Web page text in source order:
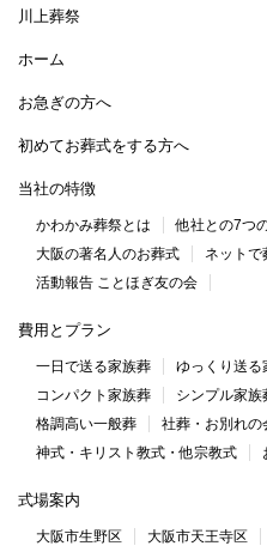
川上葬祭
ホーム
お急ぎの方へ
初めてお葬式をする方へ
当社の特徴
かわかみ葬祭とは 他社との7つ
大阪の著名人のお葬式
ネットで
活動報告 ことほぎ友の会
費用とプラン
一日で送る家族葬 ゆっくり送る
コンパクト家族葬
シンプル家族
格調高い一般葬
社葬・お別れの
神式・キリスト教式・他宗教式
式場案内
大阪市生野区 大阪市天王寺区